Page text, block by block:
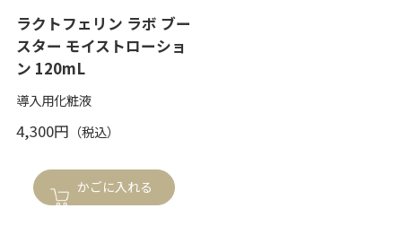
ラクトフェリン ラボ ブー
スター モイストローショ
ン 120mL
導入用化粧液
4,300円
かごに入れる